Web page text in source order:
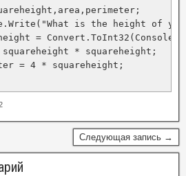
is the height of
=
* squareheight;
= 4 * squareheight;
Следующая запись →